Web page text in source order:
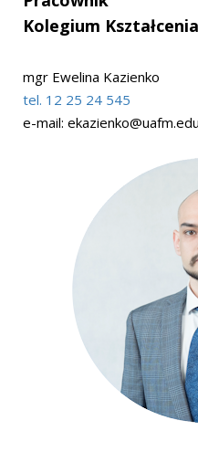
Kolegium
mgr Ewelina Kazienko
tel. 12 25 24 545
e-mail: